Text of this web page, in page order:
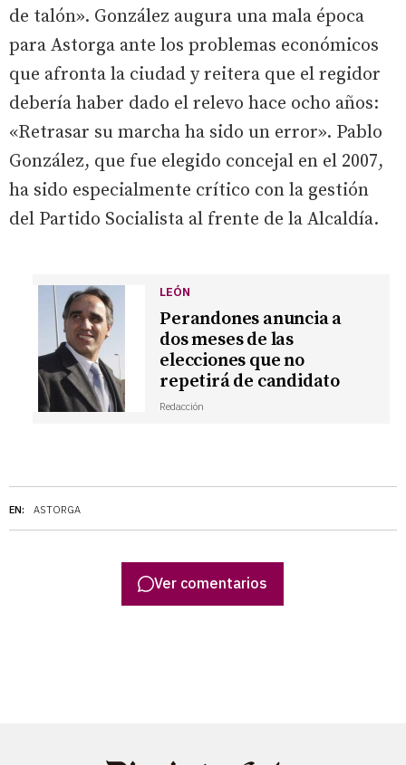
EN: ASTORGA
de talón». González augura una mala época
para Astorga ante los problemas económicos
que afronta la ciudad y reitera que el regidor
debería haber dado el relevo hace ocho años:
«Retrasar su marcha ha sido un error». Pablo
González, que fue elegido concejal en el 2007,
ha sido especialmente crítico con la gestión
del Partido Socialista al frente de la Alcaldía.
LEÓN
Perandones anuncia a
dos meses de las
elecciones que no
repetirá de candidato
Redacción
Ver comentarios